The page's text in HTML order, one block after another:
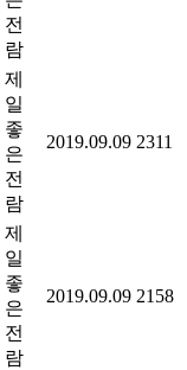
전
람
제
일
좋
은
전
람
2019.09.09 2311
제
일
좋
은
전
람
2019.09.09 2158